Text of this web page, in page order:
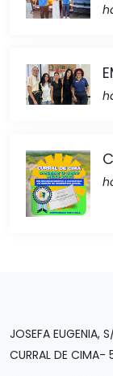
JOSEFA EUGENIA,
CURRAL DE CIMA-